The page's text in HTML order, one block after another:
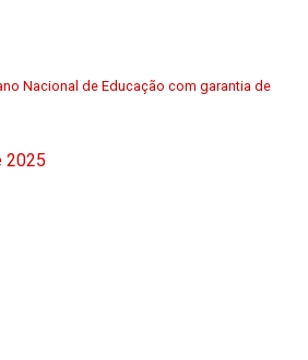
Nacional de Educação com garantia de
2025